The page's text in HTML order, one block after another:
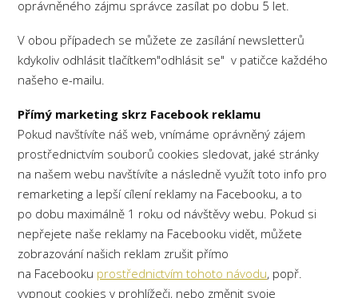
oprávněného zájmu správce zasílat po dobu 5 let.
V obou případech se můžete ze zasílání newsletterů
kdykoliv odhlásit tlačítkem"odhlásit se" v patičce každého
našeho e-mailu.
Přímý marketing skrz Facebook reklamu
Pokud navštívíte náš web, vnímáme oprávněný zájem
prostřednictvím souborů cookies sledovat, jaké stránky
na našem webu navštívíte a následně využít toto info pro
remarketing a lepší cílení reklamy na Facebooku, a to
po dobu maximálně 1 roku od návštěvy webu. Pokud si
nepřejete naše reklamy na Facebooku vidět, můžete
zobrazování našich reklam zrušit přímo
na Facebooku prostřednictvím tohoto návodu, popř.
vypnout cookies v prohlížeči, nebo změnit svoje